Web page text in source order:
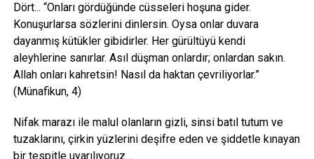
Dört... “Onları gördüğünde cüsseleri hoşuna gider.
Konuşurlarsa sözlerini dinlersin. Oysa onlar duvara
dayanmış kütükler gibidirler. Her gürültüyü kendi
aleyhlerine sanırlar. Asıl düşman onlardır; onlardan sakın.
Allah onları kahretsin! Nasıl da haktan çevriliyorlar.”
(Münafikun, 4)
Nifak marazı ile malul olanların gizli, sinsi batıl tutum ve
tuzaklarını, çirkin yüzlerini deşifre eden ve şiddetle kınayan
bir tespitle uyarılıyoruz…